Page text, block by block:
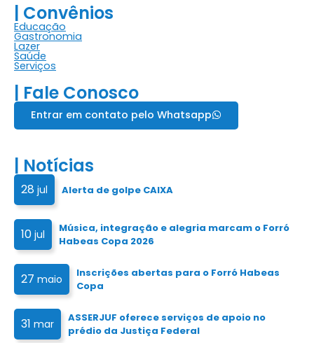
| Convênios
Educação
Gastronomia
Lazer
Saúde
Serviços
| Fale Conosco
Entrar em contato pelo Whatsapp
| Notícias
28 jul Alerta de golpe CAIXA
10 jul
Música, integração e alegria marcam o Forró
Habeas Copa 2026
27 maio
Inscrições abertas para o Forró Habeas
Copa
31 mar
ASSERJUF oferece serviços de apoio no
prédio da Justiça Federal